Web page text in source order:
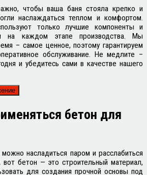
чтобы ваша баня стояла крепко и
наслаждаться теплом и комфортом.
только лучшие компоненты и
на каждом этапе производства. Мы
– самое ценное, поэтому гарантируем
обслуживание. Не медлите –
и убедитесь сами в качестве нашего
бетон для
насладиться паром и расслабиться
бетон — это строительный материал,
для создания прочной основы под